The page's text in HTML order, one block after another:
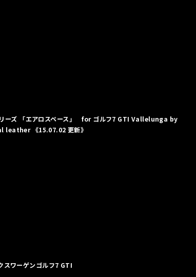
ーズ 「エアロスペース」 for ゴルフ7 GTI Vallelunga by
《15.07.02 更新》
ワーゲンゴルフ7 GTI